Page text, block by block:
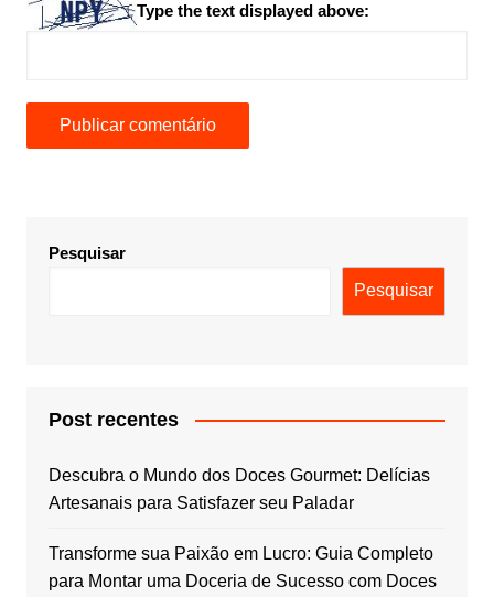
Type the text displayed above:
Pesquisar
Pesquisar
Post recentes
Descubra o Mundo dos Doces Gourmet: Delícias
Artesanais para Satisfazer seu Paladar
Transforme sua Paixão em Lucro: Guia Completo
para Montar uma Doceria de Sucesso com Doces